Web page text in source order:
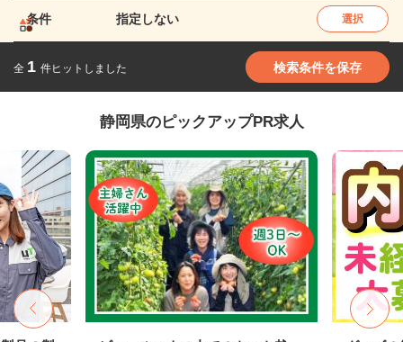
条件 指定しない 選択
全 1 件ヒットしました 検索条件を保存
静岡県のピックアップPR求人